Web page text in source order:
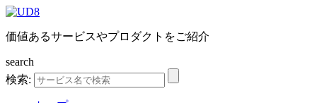
価値あるサービスやプロダクトをご紹介
search
検索: